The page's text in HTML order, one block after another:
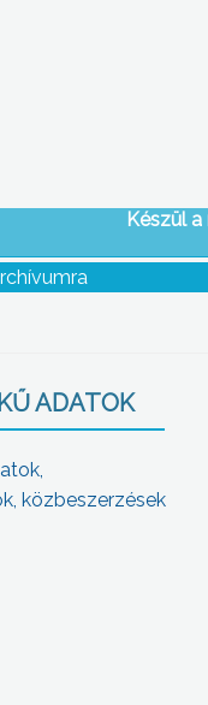
Készül
ADATOK
közbeszerzések